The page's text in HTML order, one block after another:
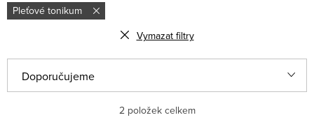
Pleťové tonikum
Vymazat filtry
Řazení produktů
Doporučujeme
2položek celkem